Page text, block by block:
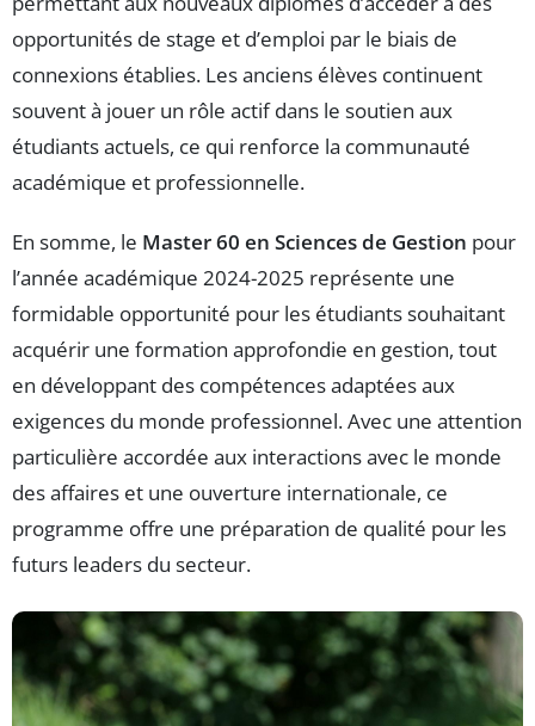
opportunités de stage et d’emploi par le biais de
connexions établies. Les anciens élèves continuent
souvent à jouer un rôle actif dans le soutien aux
étudiants actuels, ce qui renforce la communauté
académique et professionnelle.
En somme, le Master 60 en Sciences de Gestion pour
l’année académique 2024-2025 représente une
formidable opportunité pour les étudiants souhaitant
acquérir une formation approfondie en gestion, tout
en développant des compétences adaptées aux
exigences du monde professionnel. Avec une attention
particulière accordée aux interactions avec le monde
des affaires et une ouverture internationale, ce
programme offre une préparation de qualité pour les
futurs leaders du secteur.